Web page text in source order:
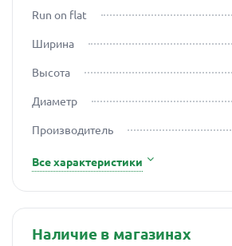
Run on flat
Ширина
Высота
Диаметр
Производитель
Все характеристики
Наличие в магазинах